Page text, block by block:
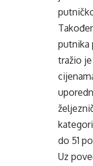
putnika
tražio
do 51
Uz